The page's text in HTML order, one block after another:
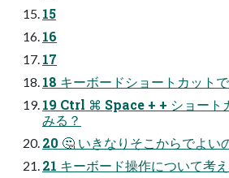
15
16
17
18 キーボードショートカット
19 Ctrl ⌘ Space + + ショート
みる？
20 🤔 いきなりそこからでよい
21 キーボード操作について考